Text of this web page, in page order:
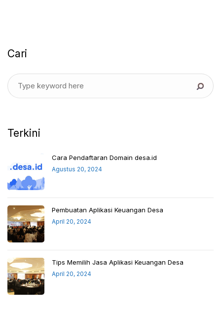
Cari
Terkini
Cara Pendaftaran Domain desa.id
Agustus 20, 2024
Pembuatan Aplikasi Keuangan Desa
April 20, 2024
Tips Memilih Jasa Aplikasi Keuangan Desa
April 20, 2024